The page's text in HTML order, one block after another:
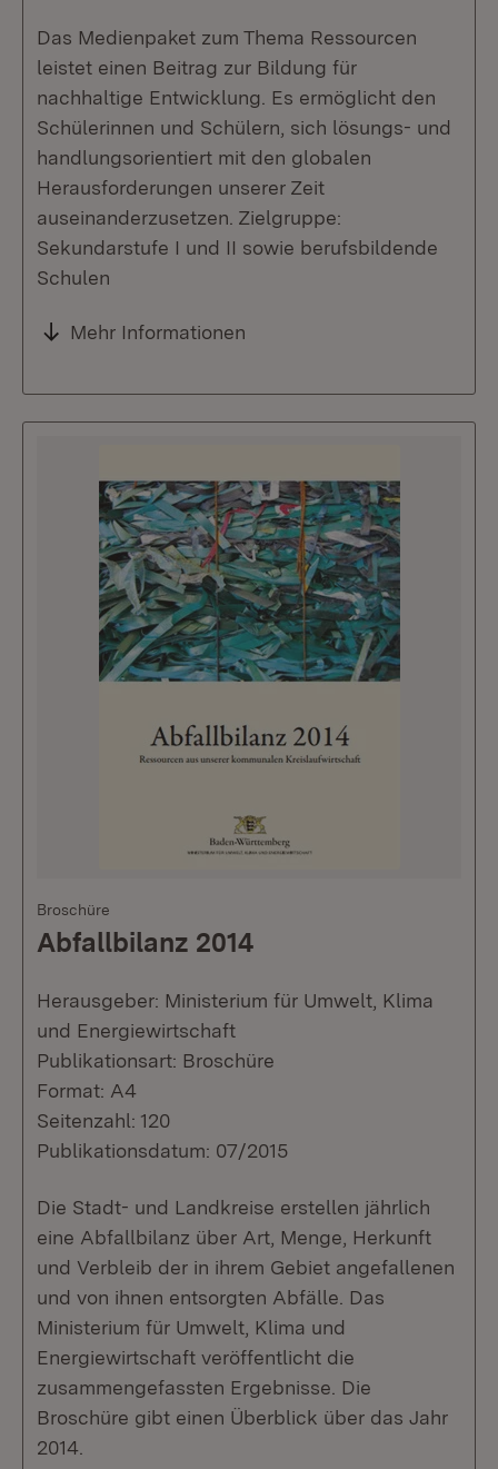
Das Medienpaket zum Thema Ressourcen
leistet einen Beitrag zur Bildung für
nachhaltige Entwicklung. Es ermöglicht den
Schülerinnen und Schülern, sich lösungs- und
handlungsorientiert mit den globalen
Herausforderungen unserer Zeit
auseinanderzusetzen. Zielgruppe:
Sekundarstufe I und II sowie berufsbildende
Schulen
Mehr Informationen
Broschüre
Abfallbilanz 2014
Herausgeber: Ministerium für Umwelt, Klima
und Energiewirtschaft
Publikationsart: Broschüre
Format: A4
Seitenzahl: 120
Publikationsdatum: 07/2015
Die Stadt- und Landkreise erstellen jährlich
eine Abfallbilanz über Art, Menge, Herkunft
und Verbleib der in ihrem Gebiet angefallenen
und von ihnen entsorgten Abfälle. Das
Ministerium für Umwelt, Klima und
Energiewirtschaft veröffentlicht die
zusammengefassten Ergebnisse. Die
Broschüre gibt einen Überblick über das Jahr
2014.